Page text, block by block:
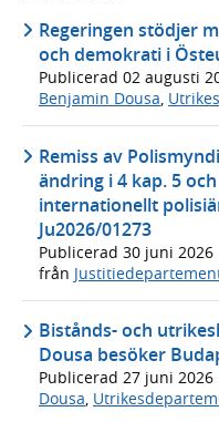
Regeringen stödjer
och demokrati i
Publicerad 02 augusti
Benjamin Dousa,
Remiss av
ändring i 4 kap. 5
internationellt
Ju2026/01273
Publicerad 30 juni 2026
från
Bistånds- och
Dousa besöker
Publicerad 27 juni 2026
Dousa,